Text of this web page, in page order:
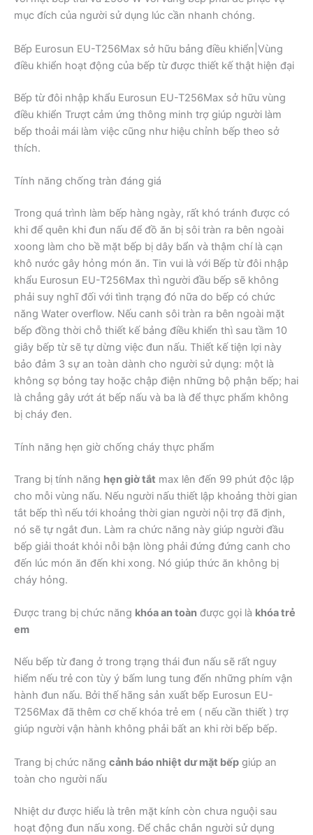
mục đích của người sử dụng lúc cần nhanh chóng.
Bếp Eurosun EU-T256Max sở hữu bảng điều khiển|Vùng
điều khiển hoạt động của bếp từ được thiết kế thật hiện đại
Bếp từ đôi nhập khẩu Eurosun EU-T256Max sở hữu vùng
điều khiển Trượt cảm ứng thông minh trợ giúp người làm
bếp thoải mái làm việc cũng như hiệu chỉnh bếp theo sở
thích.
Tính năng chống tràn đáng giá
Trong quá trình làm bếp hàng ngày, rất khó tránh được có
khi để quên khi đun nấu để đồ ăn bị sôi tràn ra bên ngoài
xoong làm cho bề mặt bếp bị dây bẩn và thậm chí là cạn
khô nước gây hỏng món ăn. Tin vui là với Bếp từ đôi nhập
khẩu Eurosun EU-T256Max thì người đầu bếp sẽ không
phải suy nghĩ đối với tình trạng đó nữa do bếp có chức
năng Water overflow. Nếu canh sôi tràn ra bên ngoài mặt
bếp đồng thời chỗ thiết kế bảng điều khiển thì sau tầm 10
giây bếp từ sẽ tự dừng việc đun nấu. Thiết kế tiện lợi này
bảo đảm 3 sự an toàn dành cho người sử dụng: một là
không sợ bỏng tay hoặc chập điện những bộ phận bếp; hai
là chẳng gây ướt át bếp nấu và ba là để thực phẩm không
bị cháy đen.
Tính năng hẹn giờ chống cháy thực phẩm
Trang bị tính năng hẹn giờ tắt max lên đến 99 phút độc lập
cho mỗi vùng nấu. Nếu người nấu thiết lập khoảng thời gian
tắt bếp thì nếu tới khoảng thời gian người nội trợ đã định,
nó sẽ tự ngắt đun. Làm ra chức năng này giúp người đầu
bếp giải thoát khỏi nỗi bận lòng phải đứng đứng canh cho
đến lúc món ăn đến khi xong. Nó giúp thức ăn không bị
cháy hỏng.
Được trang bị chức năng khóa an toàn được gọi là khóa trẻ
em
Nếu bếp từ đang ở trong trạng thái đun nấu sẽ rất nguy
hiểm nếu trẻ con tùy ý bấm lung tung đến những phím vận
hành đun nấu. Bởi thế hãng sản xuất bếp Eurosun EU-
T256Max đã thêm cơ chế khóa trẻ em ( nếu cần thiết ) trợ
giúp người vận hành không phải bất an khi rời bếp bếp.
Trang bị chức năng cảnh báo nhiệt dư mặt bếp giúp an
toàn cho người nấu
Nhiệt dư được hiểu là trên mặt kính còn chưa nguội sau
hoạt động đun nấu xong. Để chắc chắn người sử dụng